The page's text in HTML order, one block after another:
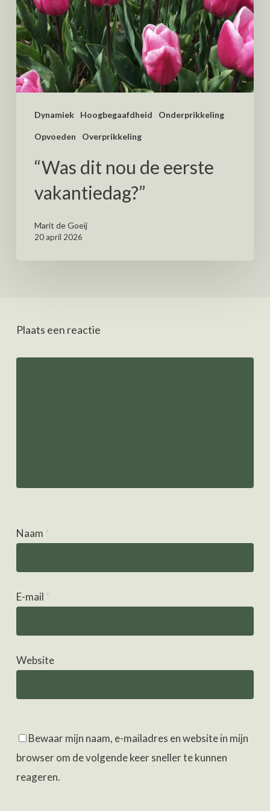
Dynamiek Hoogbegaafdheid Onderprikkeling
Opvoeden Overprikkeling
“Was dit nou de eerste
vakantiedag?”
Marit de Goeij
20 april 2026
Plaats een reactie
Naam *
E-mail *
Website
Bewaar mijn naam, e-mailadres en website in mijn
browser om de volgende keer sneller te kunnen
reageren.